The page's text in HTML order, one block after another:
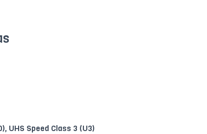
UHS Speed Class 3 (U3)